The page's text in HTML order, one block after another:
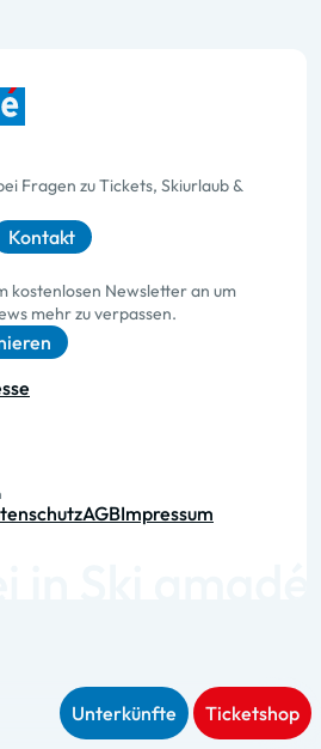
Unterkünfte Ticketshop
Fragen zu Tickets, Skiurlaub &
Kontakt
kostenlosen Newsletter an um
mehr zu verpassen.
AGBImpressum